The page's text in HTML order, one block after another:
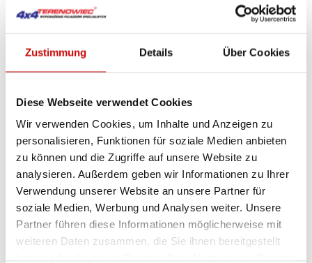
Zustimmung Details Über Cookies
Diese Webseite verwendet Cookies
Wir verwenden Cookies, um Inhalte und Anzeigen zu
personalisieren, Funktionen für soziale Medien anbieten
zu können und die Zugriffe auf unsere Website zu
analysieren. Außerdem geben wir Informationen zu Ihrer
Verwendung unserer Website an unsere Partner für
soziale Medien, Werbung und Analysen weiter. Unsere
Partner führen diese Informationen möglicherweise mit
weiteren Daten zusammen, die Sie ihnen bereitgestellt
Warnleuchte bietet das beste Preis-Leistungs-Verhältnis
ausgestattet und verfügt über variable Lichtmodi. Die
LED-Module zeichnen sich durch eine hohe Leuchtkraft
mittelgroße Fahrzeuge (z. B. Pick-ups, kleine LKWs).
Im Lieferumfang enthalten:Montagesatz, Steuerung
und Verkabelung.
Robustes Gehäuse aus Aluminium und Polycarbonat
Weiß beleuchtetes Frontpanel
Variable Leuchtmodi